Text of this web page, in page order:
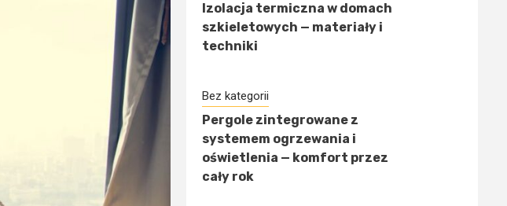
Izolacja termiczna w domach
szkieletowych — materiały i
techniki
Bez kategorii
Pergole zintegrowane z
systemem ogrzewania i
oświetlenia — komfort przez
cały rok